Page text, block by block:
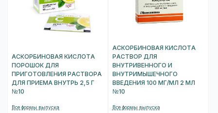
АСКОРБИНОВАЯ КИСЛОТА
ПОРОШОК ДЛЯ
ПРИГОТОВЛЕНИЯ РАСТВОРА
ДЛЯ ПРИЕМА ВНУТРЬ 2,5 Г
№10
Все формы выпуска
АСКОРБИНОВАЯ КИСЛОТА
РАСТВОР ДЛЯ
ВНУТРИВЕННОГО И
ВНУТРИМЫШЕЧНОГО
ВВЕДЕНИЯ 100 МГ/МЛ 2 МЛ
№10
Все формы выпуска